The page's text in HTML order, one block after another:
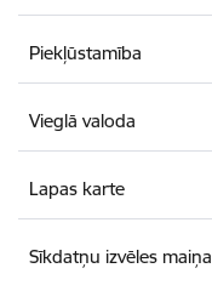
Piekļūstamība
Vieglā valoda
Lapas karte
Sīkdatņu izvēles maiņa